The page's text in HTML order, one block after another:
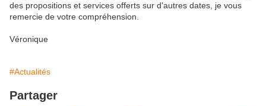
des propositions et services offerts sur d'autres dates, je vous
remercie de votre compréhension.
Véronique
#Actualités
Partager